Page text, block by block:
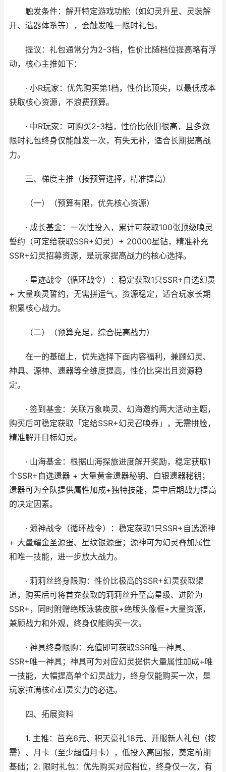
触发条件：解开特定游戏功能（如幻灵升星、灵装解
开、遗器体系等），会触发唯一限时礼包。
提议：礼包通常分为2-3档，性价比随档位提高略有浮
动，核心主推如下：
· 小R玩家：优先购买第1档，性价比顶尖，以最低成本
获取核心资源，不浪费预算。
· 中R玩家：可购买2-3档，性价比依旧很高，且多数
限时礼包终身仅能触发一次，有失无补，适合长期提高战
力。
三、梯度主推（按预算选择，精准提高）
（一）（预算有限，优先核心资源）
· 成长基金：一次性投入，累计可获取100张顶级唤灵
誓约（可定给获取SSR+幻灵）+ 20000星钻，精准补充
SSR+幻灵招募资源，是玩家提高战力的核心选择。
· 星迹战令（循环战令）：稳定获取1只SSR+自选幻灵
+ 大量唤灵誓约，无需拼运气，资源稳定，适合玩家长期
积累核心战力。
（二）（预算充足，综合提高战力）
在一的基础上，优先选择下面内容福利，兼顾幻灵、
神具、源神、遗器等全维度提高，性价比突出且资源稳
定。
· 签到基金：关联万象唤灵、幻海邀约两大活动主题，
购买后可稳定获取「定给SSR+幻灵召唤券」，无需拼脸，
精准解开目标幻灵。
· 山海基金：根据山海探旅进度解开奖励，稳定获取1
个SSR+自选遗器 + 大量黄金遗器秘钥、白银遗器秘钥；
遗器可为全队提供属性加成+独特技能，是中后期战力提高
的决定因素。
· 源神战令（循环战令）：稳定获取1只SSR+自选源神
+ 大量耀金圣源蛋、星纹银源蛋；源神可为幻灵叠加属性
和唯一技能，进一步放大战力。
· 莉莉丝终身限购：性价比极高的SSR+幻灵获取渠
道，购买后可将首充获取的莉莉丝升至高星级、进阶为
SSR+，同时附赠绝版泳装皮肤+绝版头像框+大量资源，
兼顾战力和外观，终身仅能购买一次。
· 神具终身限购：充值即可获取SSR唯一神具、
SSR+唯一神具；神具可为对应幻灵提供大量属性加成+唯
一技能，大幅提高单个幻灵战力，终身仅能购买一次，是
玩家拉满核心幻灵实力的必选。
四、拓展资料
1. 主推：首充6元、积天豪礼18元、开服新人礼包（按
需）、月卡（至少超值月卡），低投入高回报，奠定前期
基础；2. 限时礼包：优先购买对应档位，终身仅一次，有